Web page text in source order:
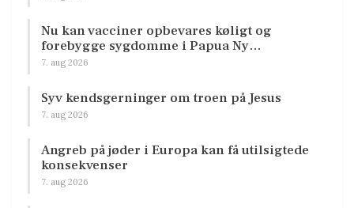
Nu kan vacciner opbevares køligt og
forebygge sygdomme i Papua Ny…
7. aug 2026
Syv kendsgerninger om troen på Jesus
7. aug 2026
Angreb på jøder i Europa kan få utilsigtede
konsekvenser
7. aug 2026